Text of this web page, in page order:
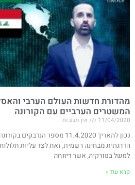
מהדורת חדשות העולם הערבי
המשטרים הערביים עם הקורונה
11/04/2020 אין תגובות
נכון לתאריך 11.4.2020 מספר
הדרגתית מבחינה רשמית, זאת לצד עליות
למשל בטורקיה, אשר דיווחה
קרא עוד »